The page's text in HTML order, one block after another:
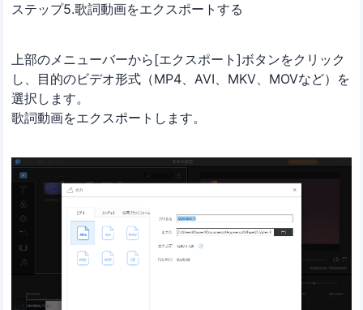
ステップ5.歌詞動画をエクスポートする
上部のメニューバーから[エクスポート]ボタンをクリック
し、目的のビデオ形式（MP4、AVI、MKV、MOVなど）を
選択します。
歌詞動画をエクスポートします。